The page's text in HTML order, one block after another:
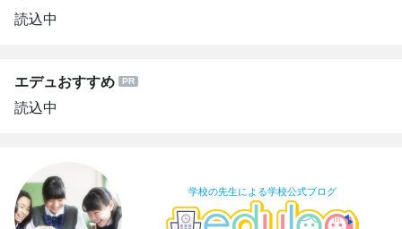
読込中
エデュおすすめ
読込中
学校の先生による学校公式ブログ